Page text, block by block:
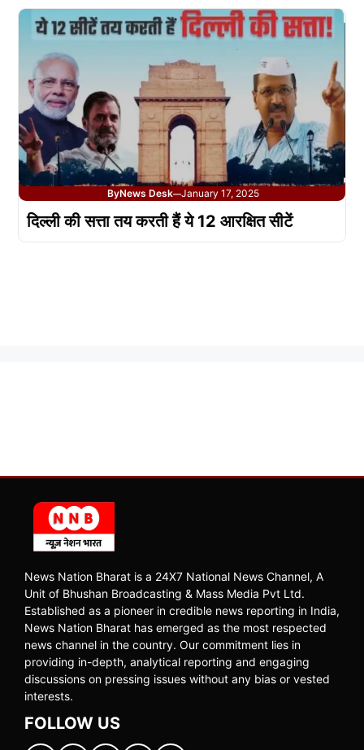
ByNews Desk—January 17, 2025
दिल्ली की सत्ता तय करती हैं ये 12 आरक्षित सीटें
News Nation Bharat is a 24X7 National News Channel, A
Unit of Bhushan Broadcasting & Mass Media Pvt Ltd.
Established as a pioneer in credible news reporting in India,
News Nation Bharat has emerged as the most respected
news channel in the country. Our commitment lies in
providing in-depth, analytical reporting and engaging
discussions on pressing issues without any bias or vested
interests.
FOLLOW US